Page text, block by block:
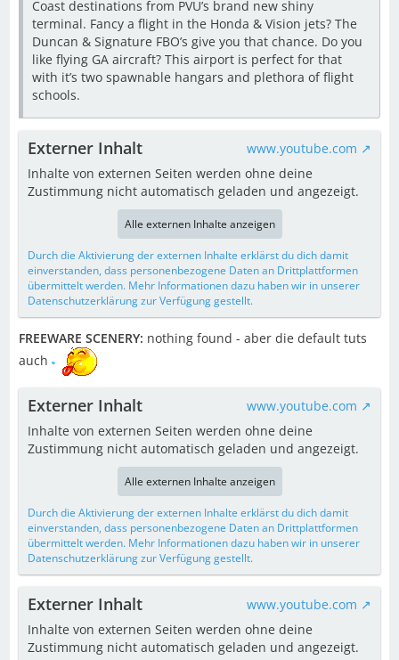
Coast destinations from PVU’s brand new shiny
terminal. Fancy a flight in the Honda & Vision jets? The
Duncan & Signature FBO’s give you that chance. Do you
like flying GA aircraft? This airport is perfect for that
with it’s two spawnable hangars and plethora of flight
schools.
Externer Inhalt
www.youtube.com
Inhalte von externen Seiten werden ohne deine
Zustimmung nicht automatisch geladen und angezeigt.
Alle externen Inhalte anzeigen
Durch die Aktivierung der externen Inhalte erklärst du dich damit
einverstanden, dass personenbezogene Daten an Drittplattformen
übermittelt werden. Mehr Informationen dazu haben wir in unserer
Datenschutzerklärung zur Verfügung gestellt.
FREEWARE SCENERY: nothing found - aber die default tuts
auch
Externer Inhalt
www.youtube.com
Inhalte von externen Seiten werden ohne deine
Zustimmung nicht automatisch geladen und angezeigt.
Alle externen Inhalte anzeigen
Durch die Aktivierung der externen Inhalte erklärst du dich damit
einverstanden, dass personenbezogene Daten an Drittplattformen
übermittelt werden. Mehr Informationen dazu haben wir in unserer
Datenschutzerklärung zur Verfügung gestellt.
Externer Inhalt
www.youtube.com
Inhalte von externen Seiten werden ohne deine
Zustimmung nicht automatisch geladen und angezeigt.